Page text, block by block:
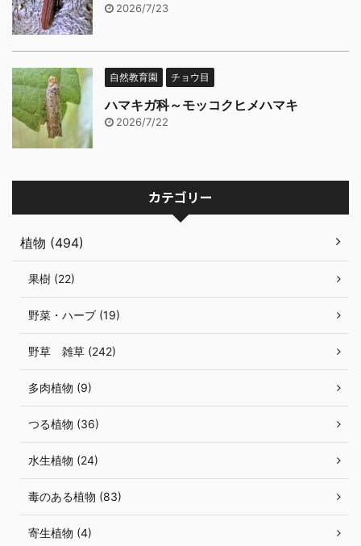
2026/7/23
自然教育園 チョウ目
ハマキガ科～モッコクヒメハマキ
2026/7/22
カテゴリー
植物 (494)
果樹 (22)
野菜・ハーブ (19)
野草 雑草 (242)
多肉植物 (9)
つる植物 (36)
水生植物 (24)
毒のある植物 (83)
寄生植物 (4)